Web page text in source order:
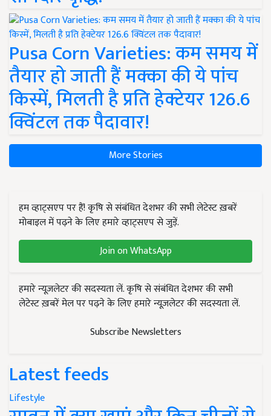
Pusa Corn Varieties: कम समय में
तैयार हो जाती हैं मक्का की ये पांच
किस्में, मिलती है प्रति हेक्टेयर 126.6
क्विंटल तक पैदावार!
More Stories
हम व्हाट्सएप पर हैं! कृषि से संबंधित देशभर की सभी लेटेस्ट ख़बरें
मोबाइल में पढ़ने के लिए हमारे व्हाट्सएप से जुड़ें.
Join on WhatsApp
हमारे न्यूज़लेटर की सदस्यता लें. कृषि से संबंधित देशभर की सभी
लेटेस्ट ख़बरें मेल पर पढ़ने के लिए हमारे न्यूज़लेटर की सदस्यता लें.
Subscribe Newsletters
Latest feeds
Lifestyle